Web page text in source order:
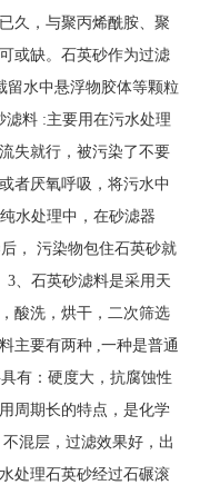
久，与聚丙烯酰胺、聚
或缺。石英砂作为过滤
留水中悬浮物胶体等颗粒
料 :主要用在污水处理
失就行，被污染了不要
者厌氧呼吸，将污水中
水处理中，在砂滤器
， 污染物包住石英砂就
、石英砂滤料是采用天
酸洗，烘干，二次筛选
主要有两种 ,一种是普通
有：硬度大，抗腐蚀性
周期长的特点，是化学
混层，过滤效果好，出
处理石英砂经过石碾滚